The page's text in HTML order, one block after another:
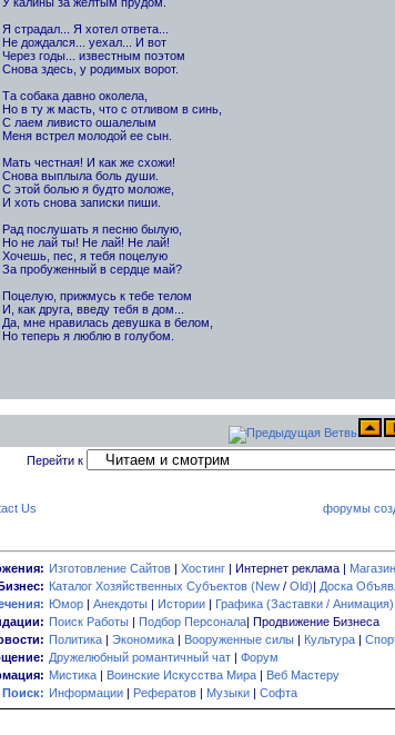
Я страдал... Я хотел ответа...
Не дождался... уехал... И вот
Через годы... известным поэтом
Снова здесь, у родимых ворот.
Та собака давно околела,
Но в ту ж масть, что с отливом в синь,
С лаем ливисто ошалелым
Меня встрел молодой ее сын.
Мать честная! И как же схожи!
Снова выплыла боль души.
С этой болью я будто моложе,
И хоть снова записки пиши.
Рад послушать я песню былую,
Но не лай ты! Не лай! Не лай!
Хочешь, пес, я тебя поцелую
За пробуженный в сердце май?
Поцелую, прижмусь к тебе телом
И, как друга, введу тебя в дом...
Да, мне нравилась девушка в белом,
Но теперь я люблю в голубом.
Перейти к
Us форумы
Изготовление Сайтов | Хостинг | Интернет реклама |
Каталог Хозяйственных Субъектов (New / Old)| Доска
Юмор | Анекдоты | Истории | Графика (Заставки / Анимация)
Поиск Работы | Подбор Персонала| Продвижение Бизнеса
Политика | Экономика | Вооруженные силы | Культура |
Дружелюбный романтичный чат | Форум
Мистика | Воинские Искусства Мира | Веб Мастеру
Поиск: Информации | Рефератов | Музыки | Софта